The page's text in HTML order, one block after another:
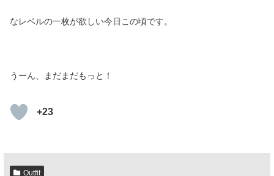
なレベルの一枚が欲しい今日この頃です。
うーん、まだまだもっと！
+23
Outfit